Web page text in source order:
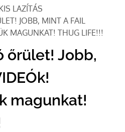
LAZÍTÁS
JOBB, MINT A FAIL
MAGUNKAT! THUG LIFE!!!
őrület! Jobb,
magunkat!